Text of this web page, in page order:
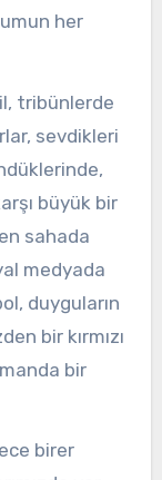
her
tribünlerde
sevdikleri
büyük bir
sahada
medyada
duyguların
bir kırmızı
bir
birer